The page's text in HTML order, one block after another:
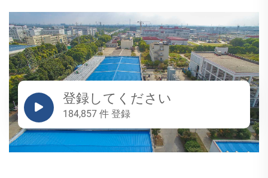
登録してください
184,857 件 登録